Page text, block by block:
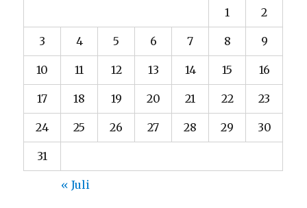
1 2
3 4 5 6 7 8 9
10 11 12 13 14 15 16
17 18 19 20 21 22 23
24 25 26 27 28 29 30
31
« Juli